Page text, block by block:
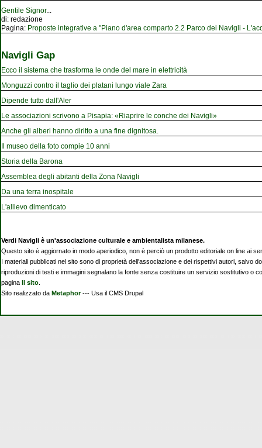
Gentile Signor...
di: redazione
Pagina: Proposte integrative a "Piano d'area comparto 2.2 Parco dei Navigli -
Navigli Gap
Ecco il sistema che trasforma le onde del mare in elettricità
Monguzzi contro il taglio dei platani lungo viale Zara
Dipende tutto dall'Aler
Le associazioni scrivono a Pisapia: «Riaprire le conche dei Navigli»
Anche gli alberi hanno diritto a una fine dignitosa.
Il museo della foto compie 10 anni
Storia della Barona
Assemblea degli abitanti della Zona Navigli
Da una terra inospitale
L'allievo dimenticato
Verdi Navigli è un'associazione culturale e ambientalista milanese.
Questo sito è aggiornato in modo aperiodico, non è perciò un prodotto editoriale on line ai
I materiali pubblicati nel sito sono di proprietà dell'associazione e dei rispettivi autori, salvo
riproduzioni di testi e immagini segnalano la fonte senza costituire un servizio sostitutivo o
pagina Il sito
Sito realizzato da Metaphor--- Usa il CMS Drupal